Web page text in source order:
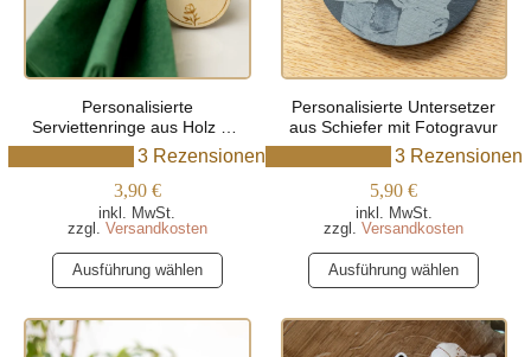
der
Produktseite
gewählt
werden
können
auf
der
Produktseite
gewählt
werden
Personalisierte
Serviettenringe aus Holz mit
Anhänger3 Rezensionen
3,90 €
inkl. MwSt.
zzgl. Versandkosten
Ausführung wählen
Dieses
Produkt
weist
mehrere
Personalisierte Untersetzer
aus Schiefer mit Fotogravur
3 Rezensionen
5,90€
inkl. MwSt.
zzgl.Versandkosten
Ausführung wählen
Dieses
Produkt
weist
mehrere